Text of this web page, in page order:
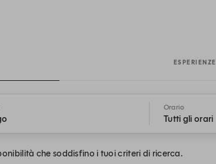
ESPERIENZE
Orario
Tutti gli orari
che soddisfino i tuoi criteri di ricerca.